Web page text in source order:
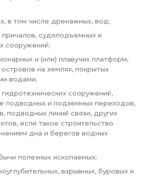
в том числе дренажных, вод;
причалов, судоподъемных и
сооружений;
и (или) плавучих платформ,
островов на землях, покрытых
водами;
гидротехнических сооружений,
подводных и подземных переходов,
подводных линий связи, других
если такое строительство
дна и берегов водных
полезных ископаемых;
взрывных, буровых и